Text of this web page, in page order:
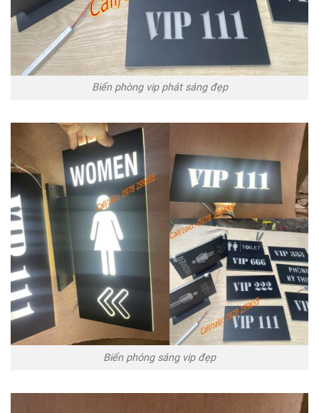
Biển phòng vip phát sáng đẹp
Biển phóng sáng vip đẹp